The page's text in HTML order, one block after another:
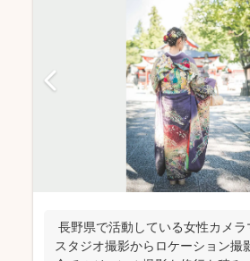
長野県で活動している女性カメ
スタジオ撮影からロケーション撮